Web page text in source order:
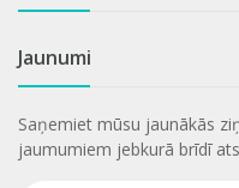
Jaunumi
Saņemiet mūsu jaunākās
jaumumiem jebkurā brīdī